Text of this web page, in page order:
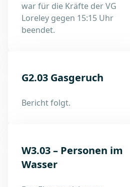
war für die Kräfte der VG
Loreley gegen 15:15 Uhr
beendet.
G2.03 Gasgeruch
Bericht folgt.
W3.03 – Personen im
Wasser